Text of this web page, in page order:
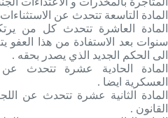
المادة التاسعة تتحدث عن الاستثناءات لهذا
المادة العاشرة تتحدث كل من
سنوات بعد الاستفادة من هذا العفو
الى الحكم الجديد الذي يصدر بحقه .
المادة الحادية عشرة تتحدث عن
العسكرية ايضا .
المادة الثانية عشرة تتحدث عن
القانون .